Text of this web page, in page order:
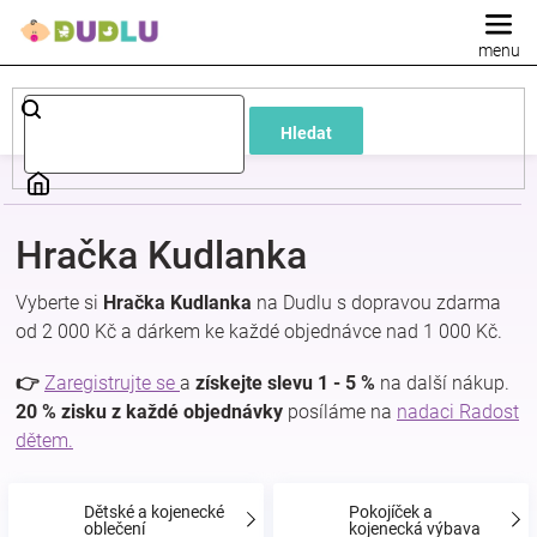
Hledat
Dětské
a
a
Hračka Kudlanka
Vyberte si Hračka Kudlanka na Dudlu s dopravou zdarma
od 2 000 Kč a dárkem ke každé objednávce nad 1 000 Kč.
👉 Zaregistrujte se a získejte slevu 1 - 5 % na další nákup.
20 % zisku z každé objednávky posíláme na nadaci Radost
dětem.
Dětské a kojenecké
oblečení
Pokojíček a
kojenecká výbava